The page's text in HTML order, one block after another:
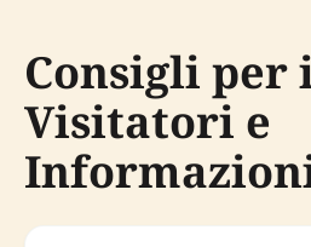
Consigli per
Visitatori e